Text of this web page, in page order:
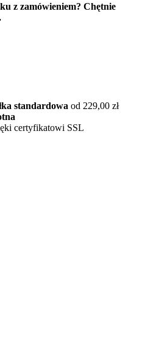
z zamówieniem? Chętnie
standardowa od 229,00 zł
certyfikatowi SSL